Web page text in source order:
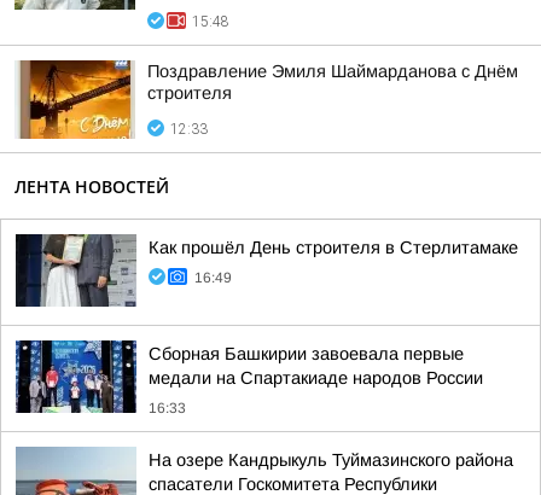
15:48
Поздравление Эмиля Шаймарданова с Днём
строителя
12:33
ЛЕНТА НОВОСТЕЙ
Как прошёл День строителя в Стерлитамаке
16:49
Сборная Башкирии завоевала первые
медали на Спартакиаде народов России
16:33
На озере Кандрыкуль Туймазинского района
спасатели Госкомитета Республики